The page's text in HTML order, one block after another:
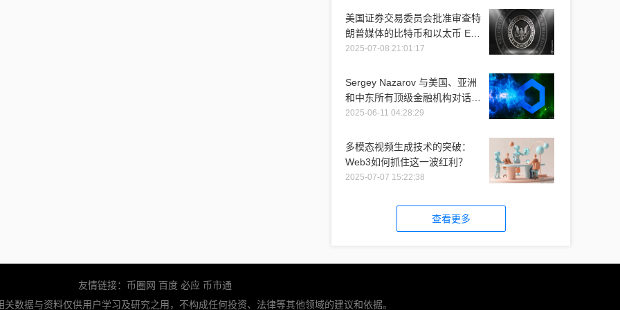
美国证券交易委员会批准审查特
朗普媒体的比特币和以太币 ETF
推介
2025-07-08 21:01:17
Sergey Nazarov 与美国、亚洲
和中东所有顶级金融机构对话时
提到 Chainlink
2025-06-11 04:28:29
多模态视频生成技术的突破：
Web3如何抓住这一波红利？
2025-07-07 15:22:38
查看更多
友情链接： 币圈网 百度 必应 币市通
关数据与资料仅供用户学习及研究之用，不构成任何投资、法律等其他领域的建议和依据。